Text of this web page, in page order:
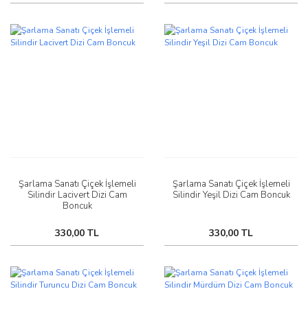
Şarlama Sanatı Çiçek İşlemeli
Silindir Lacivert Dizi Cam
Boncuk
330,00 TL
Şarlama Sanatı Çiçek İşlemeli
Silindir Yeşil Dizi Cam Boncuk
330,00 TL